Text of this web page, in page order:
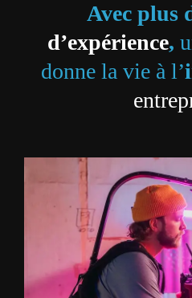
Avec plus
d’expérience,
donne la vie à l’